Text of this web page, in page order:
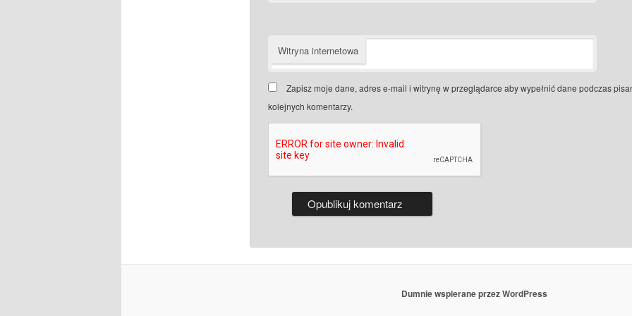
Witryna internetowa
Zapisz moje dane, adres e-mail i witrynę w przeglądarce aby wypełnić dane podczas
kolejnych komentarzy.
Dumnie wspierane przez WordPress